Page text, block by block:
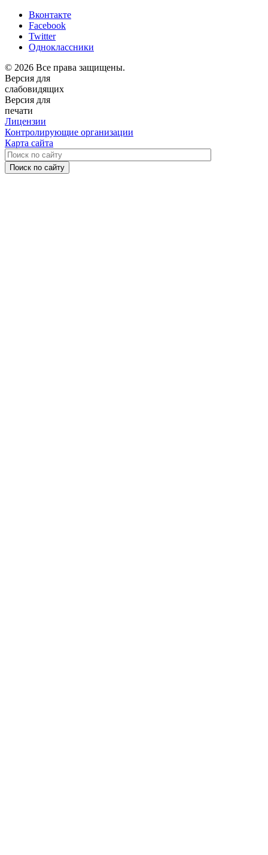
Вконтакте
Facebook
Twitter
Одноклассники
© 2026 Все права защищены.
Версия для
слабовидящих
Версия для
печати
Лицензии
Контролирующие организации
Карта сайта
Поиск по сайту